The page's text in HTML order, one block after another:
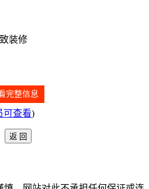
装修
完整信息
可查看)